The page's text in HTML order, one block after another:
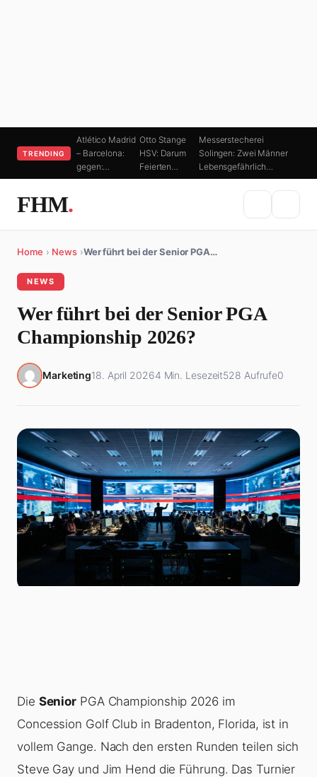
TRENDING
Atlético Madrid
– Barcelona:
gegen:…
Otto Stange
HSV: Darum
Feierten…
Messerstecherei
Solingen: Zwei Männer
Lebensgefährlich…
FHM.
Home › News ›Wer führt bei der Senior PGA…
NEWS
Wer führt bei der Senior PGA
Championship 2026?
Marketing18. April 20264 Min. Lesezeit528 Aufrufe0
Die Senior PGA Championship 2026 im
Concession Golf Club in Bradenton, Florida, ist in
vollem Gange. Nach den ersten Runden teilen sich
Steve Gay und Jim Hend die Führung. Das Turnier